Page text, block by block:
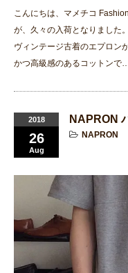
こんにちは、マメチコ
が、久々の入荷となりました
ヴィンテージ古着のエプロン
かつ高級感のあるコットンで
2018
26
Aug
NAPRON
NAPRON